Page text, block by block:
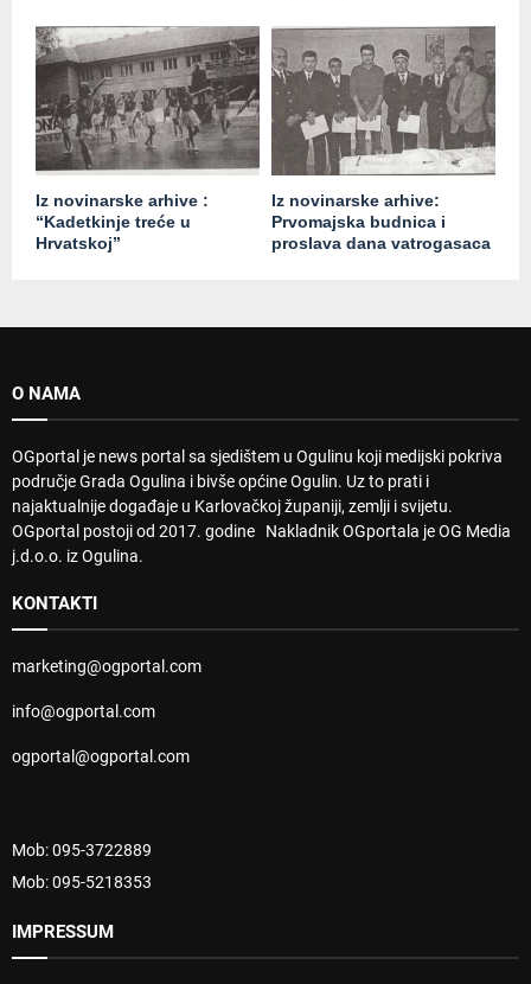
Iz novinarske arhive :
“Kadetkinje treće u
Hrvatskoj”
Iz novinarske arhive:
Prvomajska budnica i
proslava dana vatrogasaca
O NAMA
OGportal je news portal sa sjedištem u Ogulinu koji medijski pokriva
područje Grada Ogulina i bivše općine Ogulin. Uz to prati i
najaktualnije događaje u Karlovačkoj županiji, zemlji i svijetu.
OGportal postoji od 2017. godine Nakladnik OGportala je OG Media
j.d.o.o. iz Ogulina.
KONTAKTI
marketing@ogportal.com
info@ogportal.com
ogportal@ogportal.com
Mob: 095-3722889
Mob: 095-5218353
IMPRESSUM